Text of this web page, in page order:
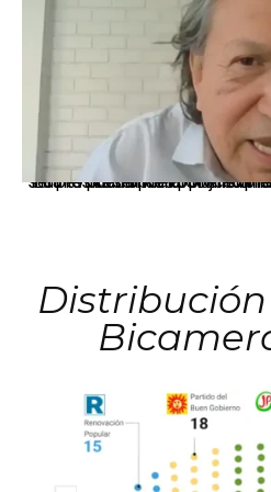
La presidenta Keiko Fujimori informó que la solicitud de indulto presentada por el expresidente Alejandro Toledo será